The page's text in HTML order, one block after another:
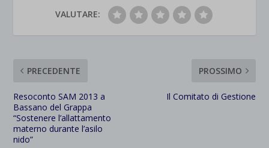
VALUTARE:
PRECEDENTE
Resoconto SAM 2013 a
Bassano del Grappa
“Sostenere l’allattamento
materno durante l’asilo
nido”
PROSSIMO
Il Comitato di Gestione